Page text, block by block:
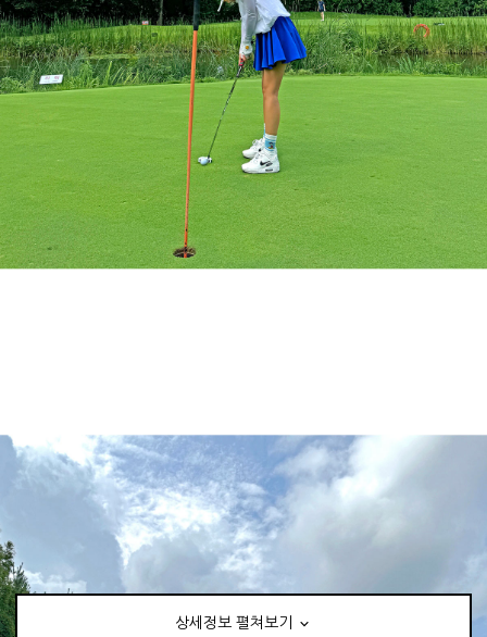
상세정보 펼쳐보기